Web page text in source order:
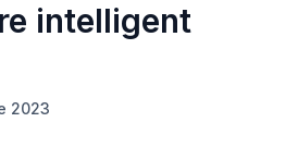
intelligent
2023